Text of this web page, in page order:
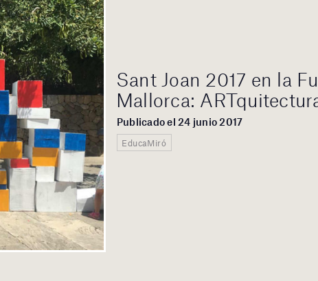
Sant Joan 2017 en la
Mallorca:
Publicado el 24 junio 2017
EducaMiró